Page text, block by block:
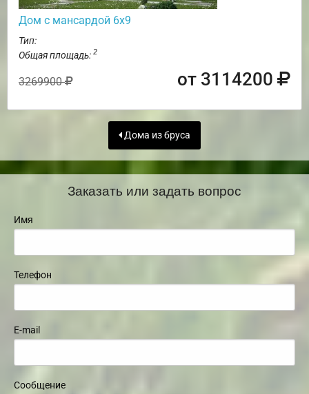
Дом с мансардой 6х9
Тип:
Общая площадь: 2
3269900 от 3114200
Дома из бруса
Заказать или задать вопрос
Имя
Телефон
E-mail
Сообщение